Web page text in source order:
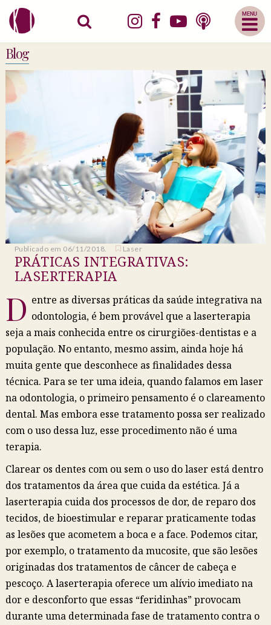
Abrir
Menu
Mobile
Blog
Publicado em 06/11/2018. Laser
PRÁTICAS INTEGRATIVAS:
LASERTERAPIA
D entre as diversas práticas da saúde integrativa na
odontologia, é bem provável que a laserterapia
seja a mais conhecida entre os cirurgiões-dentistas e a
população. No entanto, mesmo assim, ainda hoje há
muita gente que desconhece as finalidades dessa
técnica. Para se ter uma ideia, quando falamos em laser
na odontologia, o primeiro pensamento é o clareamento
dental. Mas embora esse tratamento possa ser realizado
com o uso dessa luz, esse procedimento não é uma
terapia.
Clarear os dentes com ou sem o uso do laser está dentro
dos tratamentos da área que cuida da estética. Já a
laserterapia cuida dos processos de dor, de reparo dos
tecidos, de bioestimular e reparar praticamente todas
as lesões que acometem a boca e a face. Podemos citar,
por exemplo, o tratamento da mucosite, que são lesões
originadas dos tratamentos de câncer de cabeça e
pescoço. A laserterapia oferece um alívio imediato na
dor e desconforto que essas “feridinhas” provocam
durante uma determinada fase de tratamento contra o